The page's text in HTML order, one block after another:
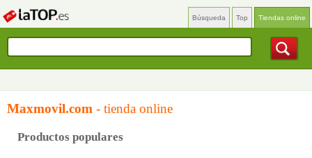
Búsqueda Top Tiendas online
Maxmovil.com - tienda online
Productos populares